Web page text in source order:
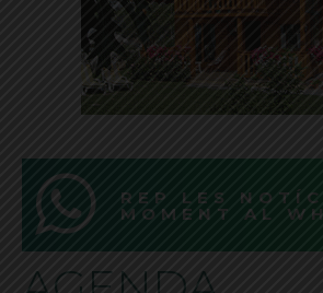
REP LES
MOMENT AL